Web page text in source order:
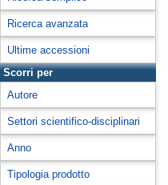
Ricerca avanzata
Ultime accessioni
Scorri per
Autore
Settori scientifico-disciplinari
Anno
Tipologia prodotto